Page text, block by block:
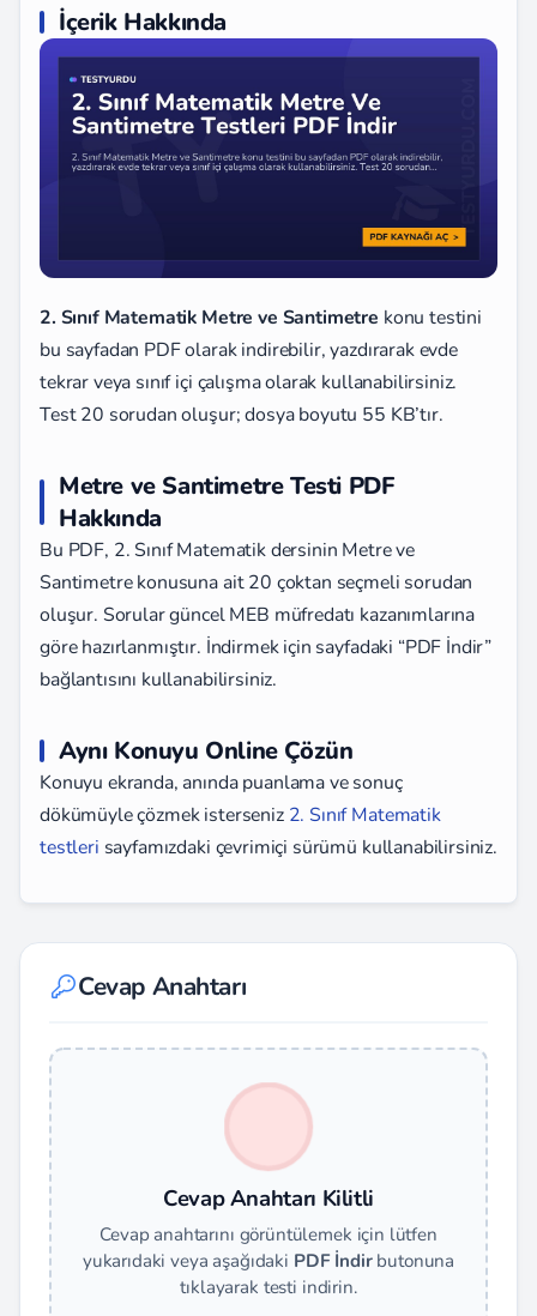
İçerik Hakkında
2. Sınıf Matematik Metre ve Santimetre konu testini
bu sayfadan PDF olarak indirebilir, yazdırarak evde
tekrar veya sınıf içi çalışma olarak kullanabilirsiniz.
Test 20 sorudan oluşur; dosya boyutu 55 KB’tır.
Metre ve Santimetre Testi PDF
Hakkında
Bu PDF, 2. Sınıf Matematik dersinin Metre ve
Santimetre konusuna ait 20 çoktan seçmeli sorudan
oluşur. Sorular güncel MEB müfredatı kazanımlarına
göre hazırlanmıştır. İndirmek için sayfadaki “PDF İndir”
bağlantısını kullanabilirsiniz.
Aynı Konuyu Online Çözün
Konuyu ekranda, anında puanlama ve sonuç
dökümüyle çözmek isterseniz 2. Sınıf Matematik
testleri sayfamızdaki çevrimiçi sürümü kullanabilirsiniz.
Cevap Anahtarı
Cevap Anahtarı Kilitli
Cevap anahtarını görüntülemek için lütfen
yukarıdaki veya aşağıdaki PDF İndirbutonuna
tıklayarak testi indirin.